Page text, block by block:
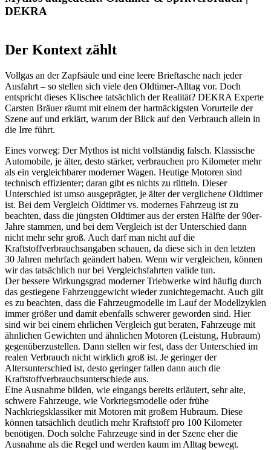
DEKRA
Der Kontext zählt
Vollgas an der Zapfsäule und eine leere Brieftasche nach jeder
Ausfahrt – so stellen sich viele den Oldtimer-Alltag vor. Doch
entspricht dieses Klischee tatsächlich der Realität? DEKRA Experte
Carsten Bräuer räumt mit einem der hartnäckigsten Vorurteile der
Szene auf und erklärt, warum der Blick auf den Verbrauch allein in
die Irre führt.
Eines vorweg: Der Mythos ist nicht vollständig falsch. Klassische
Automobile, je älter, desto stärker, verbrauchen pro Kilometer mehr
als ein vergleichbarer moderner Wagen. Heutige Motoren sind
technisch effizienter; daran gibt es nichts zu rütteln. Dieser
Unterschied ist umso ausgeprägter, je älter der verglichene Oldtimer
ist. Bei dem Vergleich Oldtimer vs. modernes Fahrzeug ist zu
beachten, dass die jüngsten Oldtimer aus der ersten Hälfte der 90er-
Jahre stammen, und bei dem Vergleich ist der Unterschied dann
nicht mehr sehr groß. Auch darf man nicht auf die
Kraftstoffverbrauchsangaben schauen, da diese sich in den letzten
30 Jahren mehrfach geändert haben. Wenn wir vergleichen, können
wir das tatsächlich nur bei Vergleichsfahrten valide tun.
Der bessere Wirkungsgrad moderner Triebwerke wird häufig durch
das gestiegene Fahrzeuggewicht wieder zunichtegemacht. Auch gilt
es zu beachten, dass die Fahrzeugmodelle im Lauf der Modellzyklen
immer größer und damit ebenfalls schwerer geworden sind. Hier
sind wir bei einem ehrlichen Vergleich gut beraten, Fahrzeuge mit
ähnlichen Gewichten und ähnlichen Motoren (Leistung, Hubraum)
gegenüberzustellen. Dann stellen wir fest, dass der Unterschied im
realen Verbrauch nicht wirklich groß ist. Je geringer der
Altersunterschied ist, desto geringer fallen dann auch die
Kraftstoffverbrauchsunterschiede aus.
Eine Ausnahme bilden, wie eingangs bereits erläutert, sehr alte,
schwere Fahrzeuge, wie Vorkriegsmodelle oder frühe
Nachkriegsklassiker mit Motoren mit großem Hubraum. Diese
können tatsächlich deutlich mehr Kraftstoff pro 100 Kilometer
benötigen. Doch solche Fahrzeuge sind in der Szene eher die
Ausnahme als die Regel und werden kaum im Alltag bewegt.